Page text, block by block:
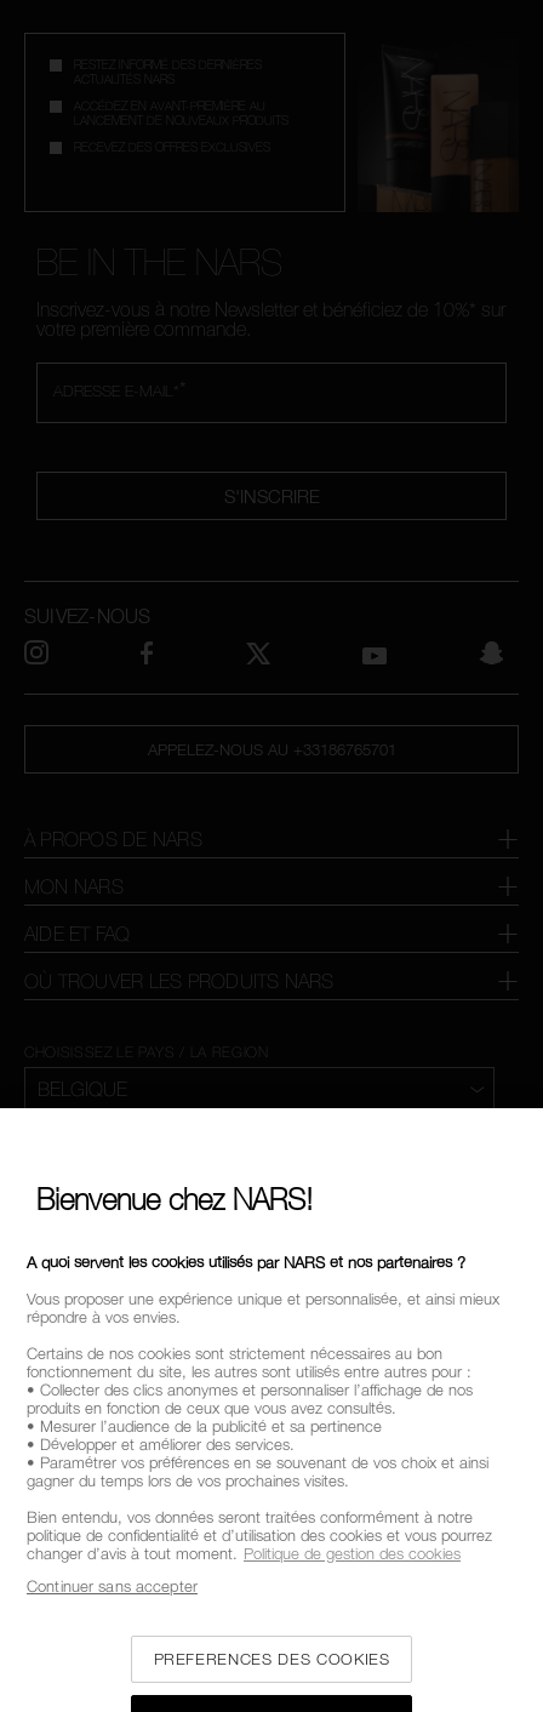
RESTEZ INFORMÉ DES DERNIÈRES
ACTUALITÉS NARS
ACCÉDEZ EN AVANT-PREMIÈRE AU
LANCEMENT DE NOUVEAUX PRODUITS
RECEVEZ DES OFFRES EXCLUSIVES
BE IN THE NARS
Inscrivez-vous à notre Newsletter et bénéficiez de 10%* sur
votre première commande.
*
ADRESSE E-MAIL*
S'INSCRIRE
APPELEZ-NOUS AU +33186765701
À PROPOS DE NARS
MON NARS
AIDE ET FAQ
OÙ TROUVER LES PRODUITS NARS
SUIVEZ-NOUS
CHOISISSEZ LE PAYS / LA REGION
Bienvenue chez NARS!
A quoi servent les cookies utilisés par NARS et nos partenaires ?
Vous proposer une expérience unique et personnalisée, et ainsi mieux
répondre à vos envies.
Certains de nos cookies sont strictement nécessaires au bon
fonctionnement du site, les autres sont utilisés entre autres pour :
• Collecter des clics anonymes et personnaliser l’affichage de nos
produits en fonction de ceux que vous avez consultés.
• Mesurer l’audience de la publicité et sa pertinence
• Développer et améliorer des services.
• Paramétrer vos préférences en se souvenant de vos choix et ainsi
gagner du temps lors de vos prochaines visites.
Bien entendu, vos données seront traitées conformément à notre
politique de confidentialité et d’utilisation des cookies et vous pourrez
changer d’avis à tout moment. Politique de gestion des cookies
PREFERENCES DES COOKIES
Continuer sans accepter